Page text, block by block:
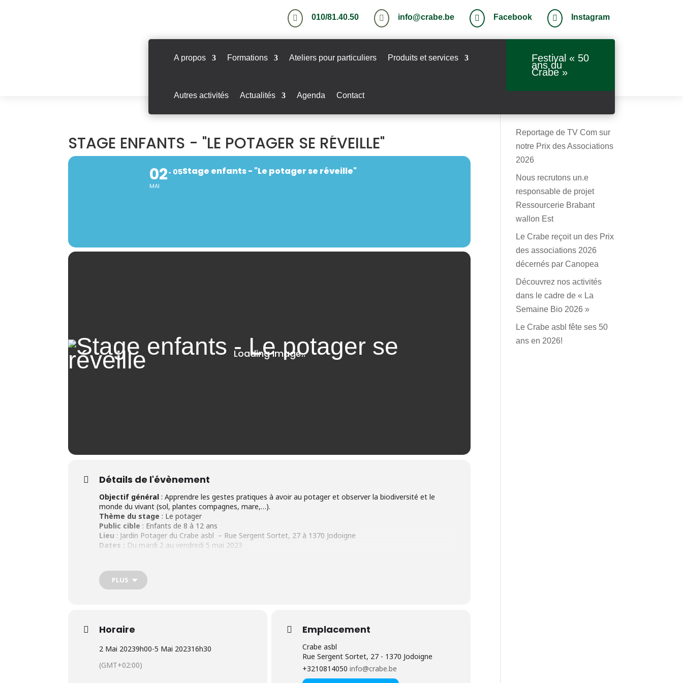
 010/81.40.50  info@crabe.be  Facebook  Instagram
A propos Formations Ateliers pour particuliers Produits et services
Autres activités Actualités Agenda Contact
Festival « 50
ans du
Crabe »
STAGE ENFANTS - "LE POTAGER SE RÉVEILLE"
02
MAI
05Stage enfants - "Le potager se réveille"
Détails de l'évènement
Objectif général: Apprendre les gestes pratiques à avoir au potager et observer la biodiversité et le
monde du vivant (sol, plantes compagnes, mare,…).
Thème du stage : Le potager
Public cible : Enfants de 8 à 12 ans
Lieu : Jardin Potager du Crabe asbl – Rue Sergent Sortet, 27 à 1370 Jodoigne
Dates : Du mardi 2 au vendredi 5 mai 2023
PLUS
Horaire
2 Mai 20239h00-5 Mai 202316h30
(GMT+02:00)
Emplacement
Crabe asbl
Rue Sergent Sortet, 27 - 1370 Jodoigne
+3210814050info@crabe.be
Reportage de TV Com sur
notre Prix des Associations
2026
Nous recrutons un.e
responsable de projet
Ressourcerie Brabant
wallon Est
Le Crabe reçoit un des Prix
des associations 2026
décernés par Canopea
Découvrez nos activités
dans le cadre de « La
Semaine Bio 2026 »
Le Crabe asbl fête ses 50
ans en 2026!